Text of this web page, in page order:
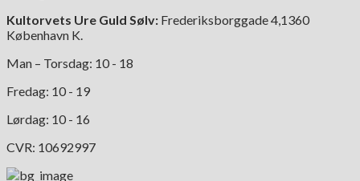
Kultorvets Ure Guld Sølv: Frederiksborggade 4,1360
København K.
Man – Torsdag: 10 - 18
Fredag: 10 - 19
Lørdag: 10 - 16
CVR: 10692997